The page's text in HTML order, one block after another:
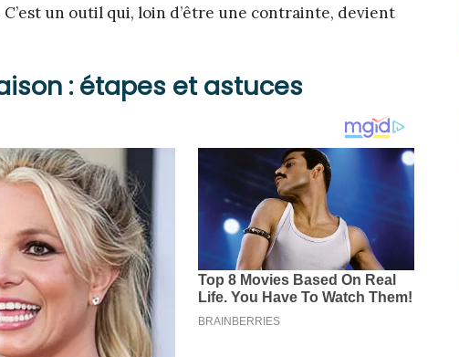
un outil qui, loin d’être une contrainte, devient
: étapes et astuces